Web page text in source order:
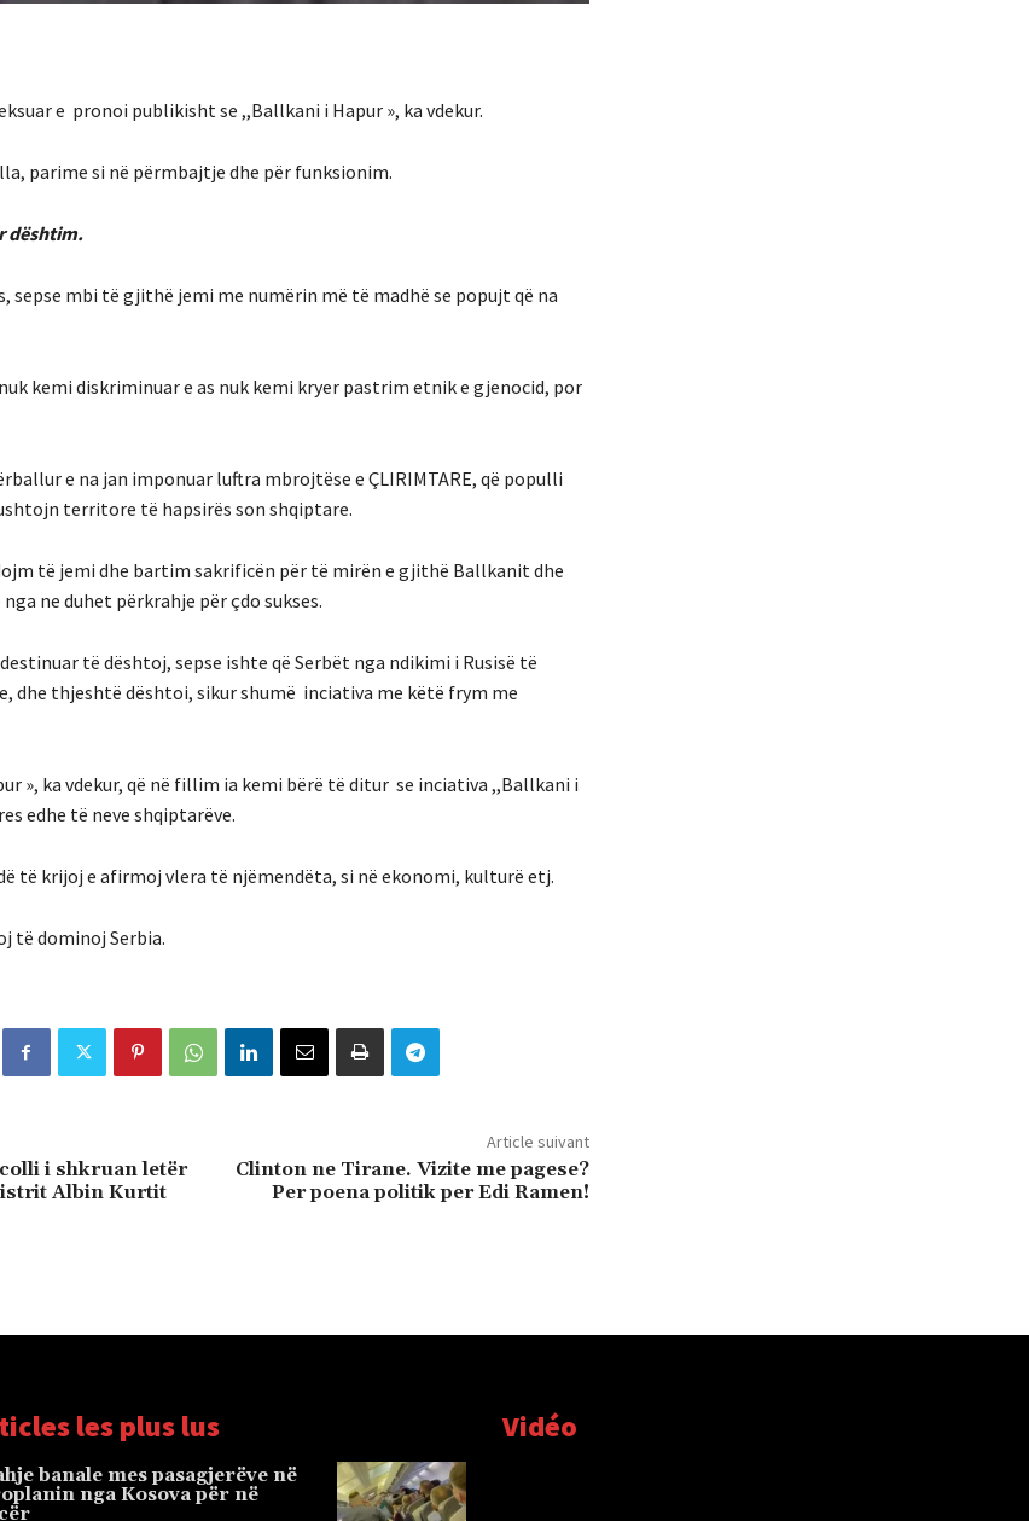
e pronoi publikisht se ,,Ballkani i Hapur », ka vdekur.
parime si në përmbajtje dhe për funksionim.
dështim.
mbi të gjithë jemi me numërin më të madhë se popujt që na
kemi diskriminuar e as nuk kemi kryer pastrim etnik e gjenocid, por
e na jan imponuar luftra mbrojtëse e ÇLIRIMTARE, që populli
territore të hapsirës son shqiptare.
të jemi dhe bartim sakrificën për të mirën e gjithë Ballkanit dhe
ne duhet përkrahje për çdo sukses.
të dështoj, sepse ishte që Serbët nga ndikimi i Rusisë të
dhe thjeshtë dështoi, sikur shumë inciativa me këtë frym me
», ka vdekur, që në fillim ia kemi bërë të ditur se inciativa ,,Ballkani i
edhe të neve shqiptarëve.
të krijoj e afirmoj vlera të njëmendëta, si në ekonomi, kulturë etj.
të dominoj Serbia.
i shkruan letër
Albin Kurtit
Article suivant
Clinton ne Tirane. Vizite me pagese?
Per poena politik per Edi Ramen!
les plus lus
banale mes pasagjerëve në
nga Kosova për në
Vidéo